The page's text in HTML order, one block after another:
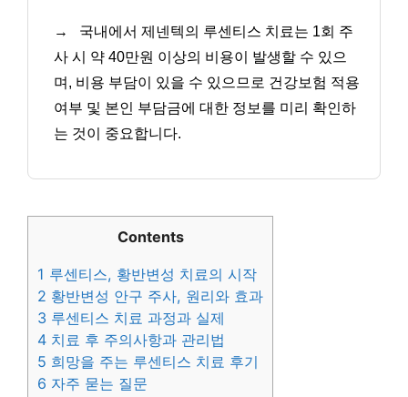
→
국내에서 제넨텍의 루센티스 치료는 1회 주
사 시 약 40만원 이상의 비용이 발생할 수 있으
며, 비용 부담이 있을 수 있으므로 건강보험 적용
여부 및 본인 부담금에 대한 정보를 미리 확인하
는 것이 중요합니다.
Contents
1 루센티스, 황반변성 치료의 시작
2 황반변성 안구 주사, 원리와 효과
3 루센티스 치료 과정과 실제
4 치료 후 주의사항과 관리법
5 희망을 주는 루센티스 치료 후기
6 자주 묻는 질문